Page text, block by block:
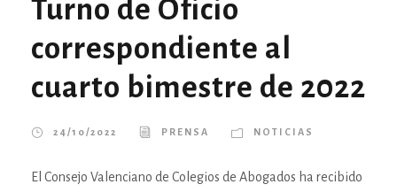
Turno de Oficio
correspondiente al
cuarto bimestre de 2022
24/10/2022 PRENSA NOTICIAS
El Consejo Valenciano de Colegios de Abogados ha recibido